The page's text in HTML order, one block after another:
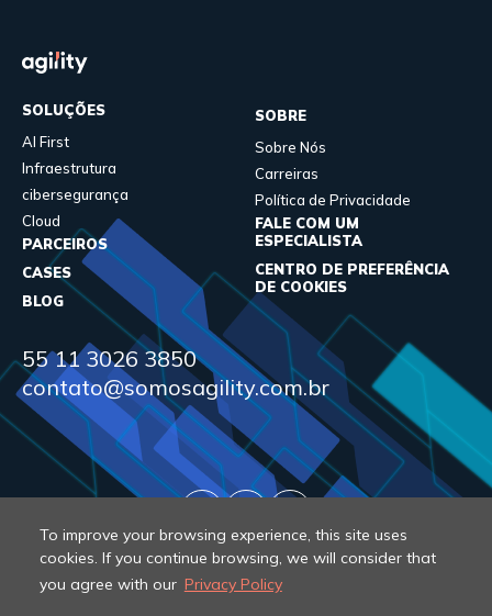
To improve your browsing experience, this site uses
cookies. If you continue browsing, we will consider that
you agree with our Privacy Policy
SOLUÇÕES
AI First
Infraestrutura
cibersegurança
Cloud
PARCEIROS
CASES
BLOG
SOBRE
Sobre Nós
Carreiras
Política de Privacidade
FALE COM UM
ESPECIALISTA
CENTRO DE PREFERÊNCIA
DE COOKIES
55 11 3026 3850
contato@somosagility.com.br